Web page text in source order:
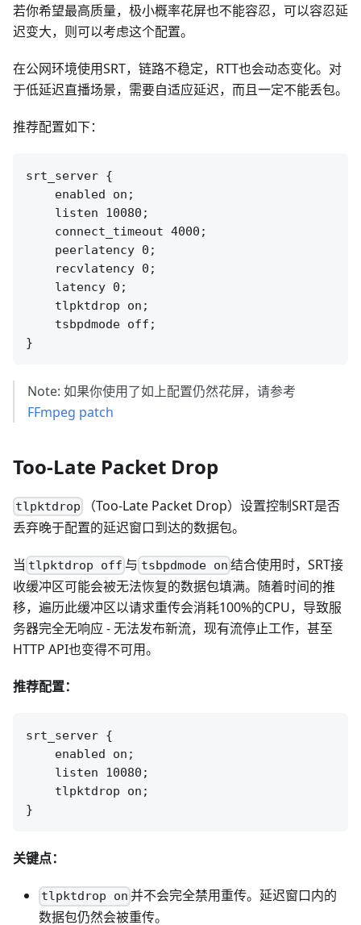
若你希望最高质量，极小概率花屏也不能容忍，可以容忍延
迟变大，则可以考虑这个配置。
在公网环境使用SRT，链路不稳定，RTT也会动态变化。对
于低延迟直播场景，需要自适应延迟，而且一定不能丢包。
推荐配置如下：
srt_server {
    enabled on;
    listen 10080;
    connect_timeout 4000;
    peerlatency 0;
    recvlatency 0;
    latency 0;
    tlpktdrop on;
    tsbpdmode off;
Note: 如果你使用了如上配置仍然花屏，请参考
FFmpeg patch
Too-Late Packet Drop
tlpktdrop
（Too-Late Packet Drop）设置控制SRT是否
丢弃晚于配置的延迟窗口到达的数据包。
当 tlpktdrop off 与 tsbpdmode on 结合使用时，SRT接
收缓冲区可能会被无法恢复的数据包填满。随着时间的推
移，遍历此缓冲区以请求重传会消耗100%的CPU，导致服
务器完全无响应 - 无法发布新流，现有流停止工作，甚至
HTTP API也变得不可用。
推荐配置：
srt_server {
    enabled on;
    listen 10080;
    tlpktdrop on;
关键点：
tlpktdrop on 并不会完全禁用重传。延迟窗口内的
数据包仍然会被重传。